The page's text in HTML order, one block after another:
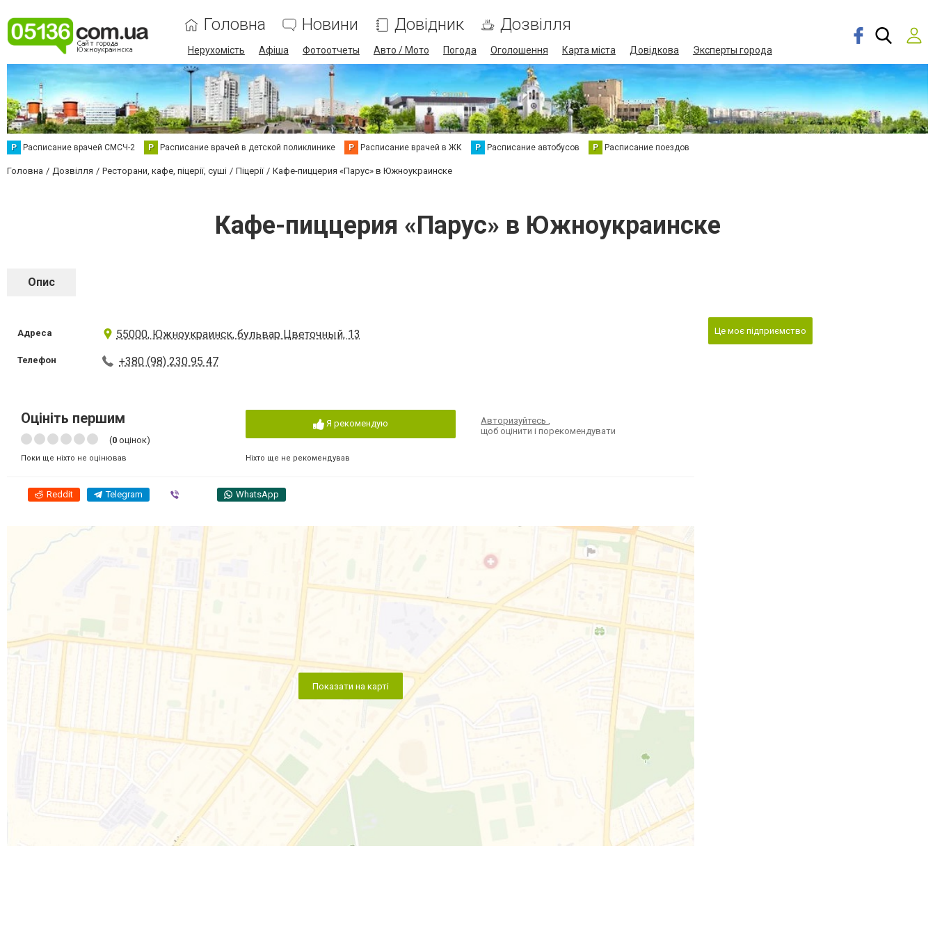
Головна Новини Довідник Дозвілля
Нерухомість Афіша Фотоотчеты Авто / Мото Погода Оголошення Карта міста Довідкова Эксперты города
Р Расписание врачей СМСЧ-2 Р Расписание врачей в детской поликлинике Р Расписание врачей в ЖК Р Расписание автобусов Р Расписание поездов
Головна Дозвілля Ресторани, кафе, піцерії, суші Піцерії Кафе-пиццерия «Парус» в Южноукраинске
Кафе-пиццерия «Парус» в Южноукраинске
Опис
Адреса 55000, Южноукраинск, бульвар Цветочный, 13
Телефон +380 (98) 230 95 47
Оцініть першим
(0 оцінок)
Поки ще ніхто не оцінював
Я рекомендую
Ніхто ще не рекомендував
Авторизуйтесь,
щоб оцінити і порекомендувати
Reddit Telegram WhatsApp
Показати на карті
Це моє підприємство